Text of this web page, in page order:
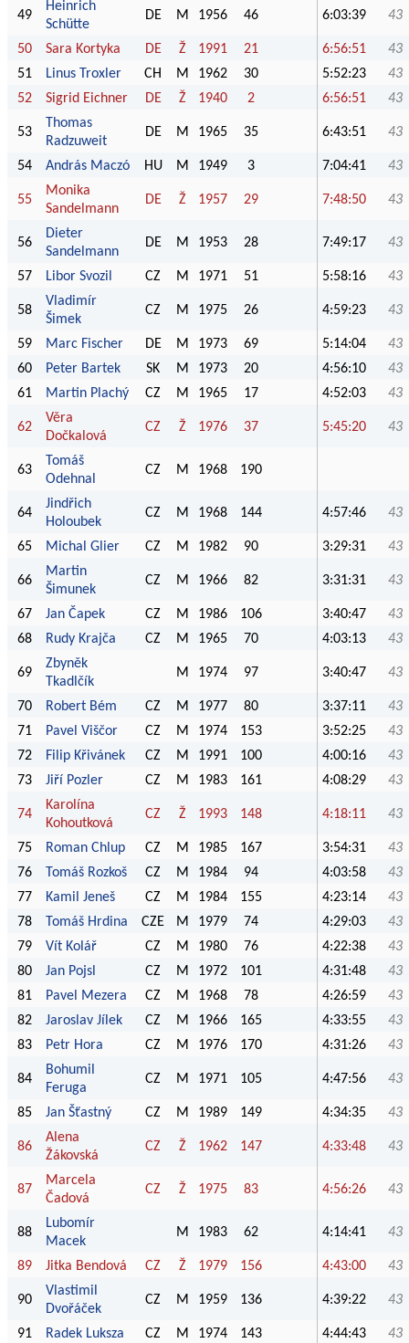
49
Heinrich
Schütte
DE M 1956 46 6:03:39 43
50 Sara Kortyka DE Ž 1991 21 6:56:51
43
51
Linus Troxler CH M 1962 30 5:52:23
43
52
Sigrid Eichner DE Ž 1940 2 6:56:51 43
53
Thomas
Radzuweit
DE M 1965 35 6:43:51 43
54 András Maczó HU M 1949 3 7:04:41 43
55
Monika
Sandelmann
DE Ž 1957 29 7:48:50 43
56
Dieter
Sandelmann
DE M 1953 28 7:49:17 43
57 Libor Svozil CZ M 1971 51 5:58:16 43
58
Vladimír
Šimek
CZ M 1975 26 4:59:23 43
59 Marc Fischer DE M 1973 69 5:14:04
43
60
Peter Bartek SK M 1973 20 4:56:10
43
61
Martin Plachý CZ M 1965 17 4:52:03 43
62
Věra
Dočkalová
CZ Ž 1976 37 5:45:20 43
63
Tomáš
Odehnal
CZ M 1968 190
64
Jindřich
Holoubek
CZ M 1968 144 4:57:46 43
65 Michal Glier CZ M 1982 90 3:29:31 43
66
Martin
Šimunek
CZ M 1966 82 3:31:31 43
67 Jan Čapek CZ M 1986 106 3:40:47
43
68
Rudy Krajča CZ M 1965 70 4:03:13 43
69
Zbyněk
Tkadlčík
M 1974 97 3:40:47 43
70 Robert Bém CZ M 1977 80 3:37:11
43
71
Pavel Viščor CZ M 1974 153 3:52:25
43
72
Filip Křivánek CZ M 1991 100 4:00:16
43
73
Jiří Pozler CZ M 1983 161 4:08:29 43
74
Karolína
Kohoutková
CZ Ž 1993 148 4:18:11 43
75 Roman Chlup CZ M 1985 167 3:54:31
43
76
Tomáš Rozkoš CZ M 1984 94 4:03:58
43
77
Kamil Jeneš CZ M 1984 155 4:23:14
43
78
Tomáš Hrdina CZE M 1979 74 4:29:03
43
79
Vít Kolář CZ M 1980 76 4:22:38
43
80
Jan Pojsl CZ M 1972 101 4:31:48
43
81
Pavel Mezera CZ M 1968 78 4:26:59
43
82
Jaroslav Jílek CZ M 1966 165 4:33:55
43
83
Petr Hora CZ M 1976 170 4:31:26 43
84
Bohumil
Feruga
CZ M 1971 105 4:47:56 43
85 Jan Šťastný CZ M 1989 149 4:34:35 43
86
Alena
Žákovská
CZ Ž 1962 147 4:33:48 43
87
Marcela
Čadová
CZ Ž 1975 83 4:56:26 43
88
Lubomír
Macek
M 1983 62 4:14:41 43
89 Jitka Bendová CZ Ž 1979 156 4:43:00 43
90
Vlastimil
Dvořáček
CZ M 1959 136 4:39:22 43
91 Radek Luksza CZ M 1974 143 4:44:43 43